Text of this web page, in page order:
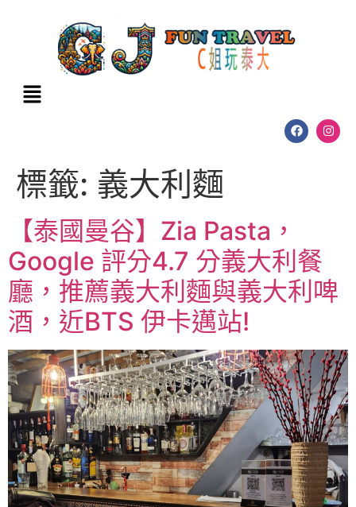
標籤: 義大利麵
【泰國曼谷】Zia Pasta，
Google 評分4.7 分義大利餐
廳，推薦義大利麵與義大利啤
酒，近BTS 伊卡邁站!